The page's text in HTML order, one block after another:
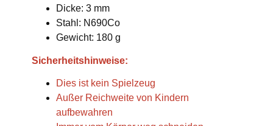
Dicke: 3 mm
Stahl: N690Co
Gewicht: 180 g
Sicherheitshinweise:
Dies ist kein Spielzeug
Außer Reichweite von Kindern
aufbewahren